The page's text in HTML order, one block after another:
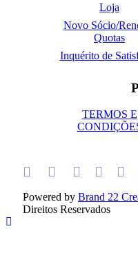
Loja
Novo Sócio/
Quotas
Inquérito de
TERMOS E
Powered by Brand 22
Direitos Reservados